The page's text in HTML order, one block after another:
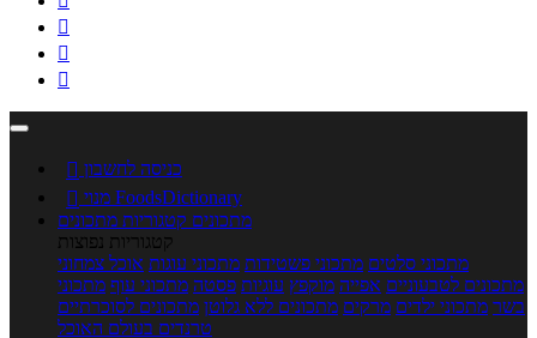



 כניסה לחשבון

מנוי FoodsDictionary
מתכונים קטגוריות מתכונים
קטגוריות נפוצות
מתכוני סלטים מתכוני פשטידות מתכוני עוגות אוכל צמחוני
מתכונים לטבעוניים אפייה מוקפץ עוגיות פסטה מתכוני עוף מתכוני
בשר מתכוני ילדים מרקים מתכונים ללא גלוטן מתכונים לסוכרתיים
טרנדים בעולם האוכל